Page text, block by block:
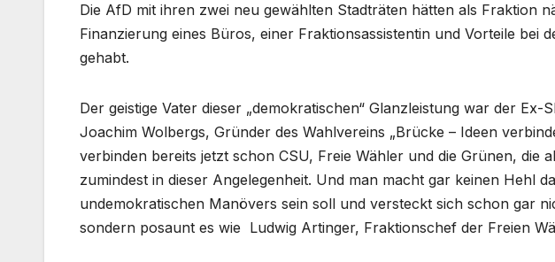
Die AfD mit ihren zwei neu gewählten Stadträten hätten als Fraktion
Finanzierung eines Büros, einer Fraktionsassistentin und Vorteile bei
gehabt.
Der geistige Vater dieser „demokratischen“ Glanzleistung war der
Joachim Wolbergs, Gründer des Wahlvereins „Brücke – Ideen
verbinden bereits jetzt schon CSU, Freie Wähler und die Grünen, die
zumindest in dieser Angelegenheit. Und man macht gar keinen Hehl
undemokratischen Manövers sein soll und versteckt sich schon gar
sondern posaunt es wie Ludwig Artinger, Fraktionschef der Freien